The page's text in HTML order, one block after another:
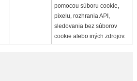
pomocou súboru cookie,
pixelu, rozhrania API,
sledovania bez súborov
cookie alebo iných zdrojov.